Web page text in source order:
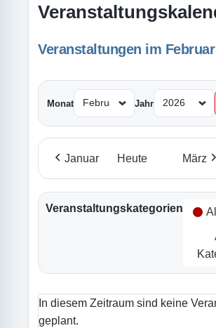
Veranstaltungen im Februar
Monat Jahr
Januar Heute März
Veranstaltungskategorien
In diesem Zeitraum sind keine
geplant.